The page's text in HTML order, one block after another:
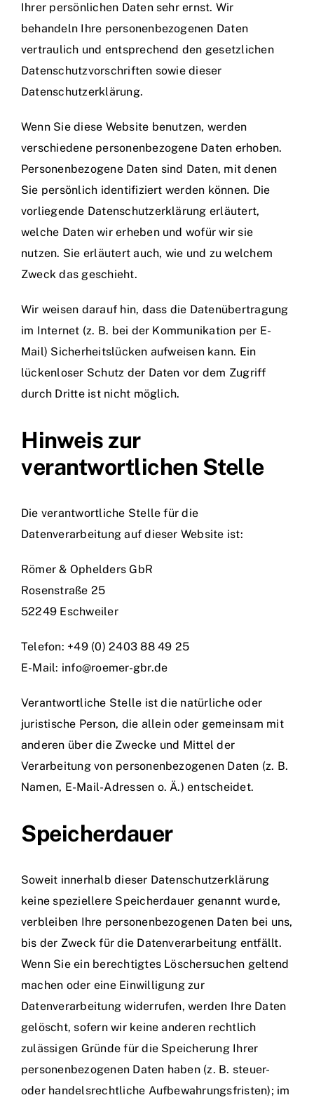
Ihrer persönlichen Daten sehr ernst. Wir
behandeln Ihre personenbezogenen Daten
vertraulich und entsprechend den gesetzlichen
Datenschutzvorschriften sowie dieser
Datenschutzerklärung.
Wenn Sie diese Website benutzen, werden
verschiedene personenbezogene Daten erhoben.
Personenbezogene Daten sind Daten, mit denen
Sie persönlich identifiziert werden können. Die
vorliegende Datenschutzerklärung erläutert,
welche Daten wir erheben und wofür wir sie
nutzen. Sie erläutert auch, wie und zu welchem
Zweck das geschieht.
Wir weisen darauf hin, dass die Datenübertragung
im Internet (z. B. bei der Kommunikation per E-
Mail) Sicherheitslücken aufweisen kann. Ein
lückenloser Schutz der Daten vor dem Zugriff
durch Dritte ist nicht möglich.
Hinweis zur
verantwortlichen Stelle
Die verantwortliche Stelle für die
Datenverarbeitung auf dieser Website ist:
Römer & Ophelders GbR
Rosenstraße 25
52249 Eschweiler
Telefon: +49 (0) 2403 88 49 25
E-Mail: info@roemer-gbr.de
Verantwortliche Stelle ist die natürliche oder
juristische Person, die allein oder gemeinsam mit
anderen über die Zwecke und Mittel der
Verarbeitung von personenbezogenen Daten (z. B.
Namen, E-Mail-Adressen o. Ä.) entscheidet.
Speicherdauer
Soweit innerhalb dieser Datenschutzerklärung
keine speziellere Speicherdauer genannt wurde,
verbleiben Ihre personenbezogenen Daten bei uns,
bis der Zweck für die Datenverarbeitung entfällt.
Wenn Sie ein berechtigtes Löschersuchen geltend
machen oder eine Einwilligung zur
Datenverarbeitung widerrufen, werden Ihre Daten
gelöscht, sofern wir keine anderen rechtlich
zulässigen Gründe für die Speicherung Ihrer
personenbezogenen Daten haben (z. B. steuer-
oder handelsrechtliche Aufbewahrungsfristen); im